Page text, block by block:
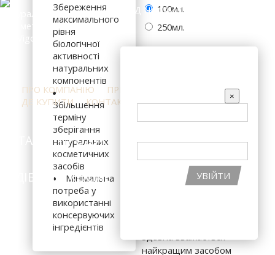
ПРО КОМПАНІЮ ПРЕС-ЦЕНТР
ДЕ КУПИТИ
КОНТАКТИ
КАТАЛОГ ПРОДУКЦІЇ ІНГРЕДІЄНТИ
ПІДІБРАТИ КОСМЕТИКУ АКЦІЇ
ВХІД НА САЙТ
×
УВІЙТИ
Збереження
максимального
рівня
біологічної
активності
натуральних
компонентів
Збільшення
терміну
зберігання
натуральних
косметичних
засобів
Мінімальна
потреба у
використанні
консервуючих
інгредієнтів
100мл.
250мл.
Для сухої,
нормальної, чутливої,
а також для зрілої
здавна вважається
найкращим засобом